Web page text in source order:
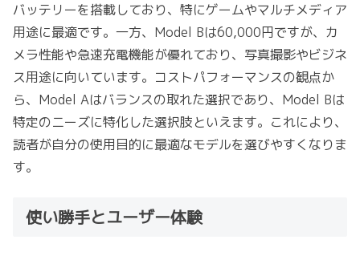
バッテリーを搭載しており、特にゲームやマルチメディア
用途に最適です。一方、Model Bは60,000円ですが、カ
メラ性能や急速充電機能が優れており、写真撮影やビジネ
ス用途に向いています。コストパフォーマンスの観点か
ら、Model Aはバランスの取れた選択であり、Model Bは
特定のニーズに特化した選択肢といえます。これにより、
読者が自分の使用目的に最適なモデルを選びやすくなりま
す。
使い勝手とユーザー体験